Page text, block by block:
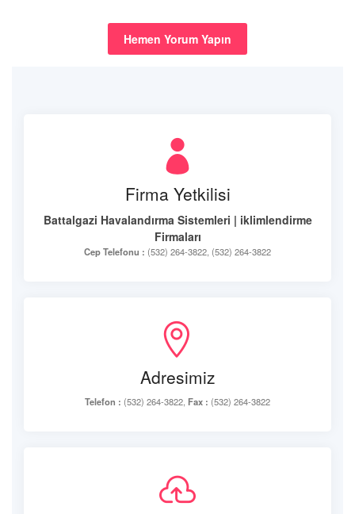
Hemen Yorum Yapın
Firma Yetkilisi
Battalgazi Havalandırma Sistemleri | iklimlendirme
Firmaları
Cep Telefonu : (532) 264-3822, (532) 264-3822
Adresimiz
Telefon : (532) 264-3822, Fax : (532) 264-3822